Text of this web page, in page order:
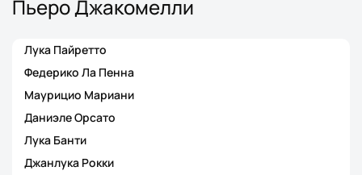
Пьеро Джакомелли
Лука Пайретто
Федерико Ла Пенна
Маурицио Мариани
Даниэле Орсато
Лука Банти
Джанлука Рокки